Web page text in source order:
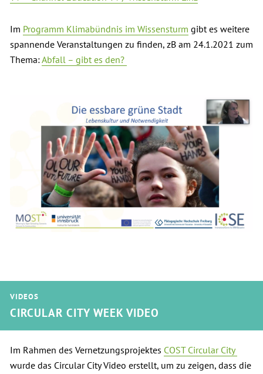
Im Programm Klimabündnis im Wissensturm gibt es weitere
spannende Veranstaltungen zu finden, zB am 24.1.2021 zum
Thema:Abfall – gibt es den?
VIDEOS
CIRCULAR CITY WEEK VIDEO
Im Rahmen des Vernetzungsprojektes COST Circular City
wurde das Circular City Video erstellt, um zu zeigen, dass die